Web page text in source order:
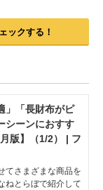
ックする！
」「長財布がピ
シーンにおすす
版】（1/2） | フ
てさまざまな商品を
ねとらぼで紹介して